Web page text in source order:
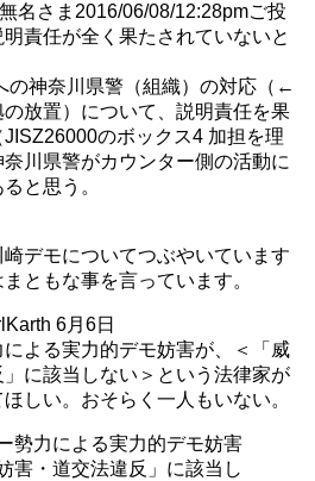
名さま2016/06/08/12:28pmご投
責任が全く果たされていないと
神奈川県警（組織）の対応（←
放置）について、説明責任を果
のボックス4 加担を理
川県警がカウンター側の活動に
と思う。
デモについてつぶやいています
ともな事を言っています。
士） ‏@BarlKarth 6月6日
よる実力的デモ妨害が、＜「威
に該当しない＞という法律家が
しい。おそらく一人もいない。
勢力による実力的デモ妨害
害・道交法違反」に該当し